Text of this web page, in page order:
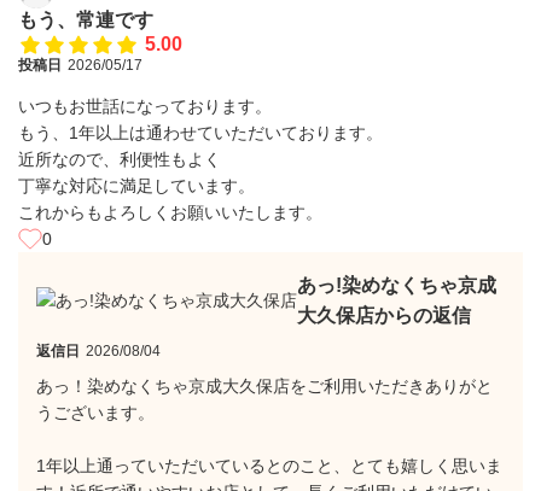
もう、常連です
5.00
投稿日 2026/05/17
いつもお世話になっております。
もう、1年以上は通わせていただいております。
近所なので、利便性もよく
丁寧な対応に満足しています。
これからもよろしくお願いいたします。
0
あっ!染めなくちゃ京成
大久保店からの返信
返信日 2026/08/04
あっ！染めなくちゃ京成大久保店をご利用いただきありがと
うございます。
1年以上通っていただいているとのこと、とても嬉しく思いま